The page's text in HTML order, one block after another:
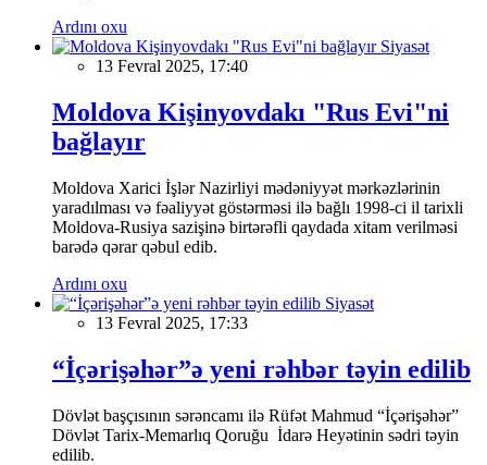
Ardını oxu
Siyasət
13 Fevral 2025, 17:40
Moldova Kişinyovdakı "Rus Evi"ni
bağlayır
Moldova Xarici İşlər Nazirliyi mədəniyyət mərkəzlərinin
yaradılması və fəaliyyət göstərməsi ilə bağlı 1998-ci il tarixli
Moldova-Rusiya sazişinə birtərəfli qaydada xitam verilməsi
barədə qərar qəbul edib.
Ardını oxu
Siyasət
13 Fevral 2025, 17:33
“İçərişəhər”ə yeni rəhbər təyin edilib
Dövlət başçısının sərəncamı ilə Rüfət Mahmud “İçərişəhər”
Dövlət Tarix-Memarlıq Qoruğu İdarə Heyətinin sədri təyin
edilib.